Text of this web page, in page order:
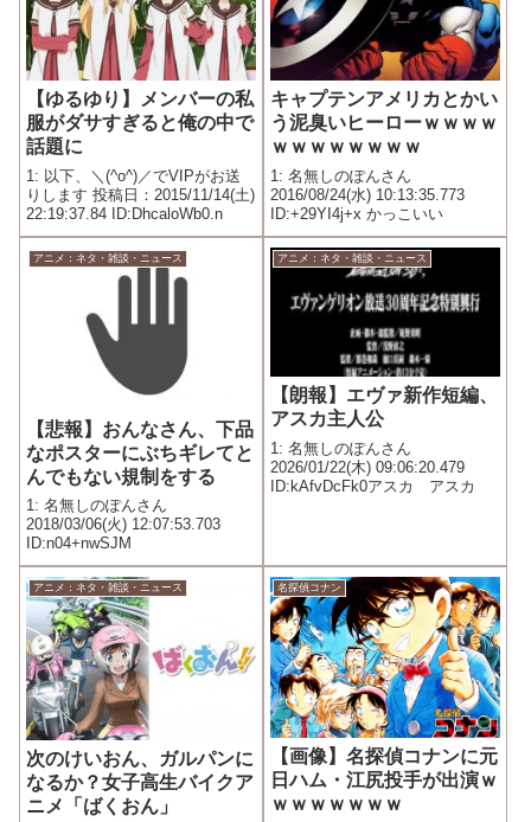
【ゆるゆり】メンバーの私
服がダサすぎると俺の中で
話題に
1: 以下、＼(^o^)／でVIPがお送
りします 投稿日：2015/11/14(土)
22:19:37.84 ID:DhcaloWb0.n
キャプテンアメリカとかい
う泥臭いヒーローｗｗｗｗ
ｗｗｗｗｗｗｗｗ
1: 名無しのぽんさん
2016/08/24(水) 10:13:35.773
ID:+29YI4j+x かっこいい
アニメ：ネタ・雑談・ニュース
【悲報】おんなさん、下品
なポスターにぶちギレてと
んでもない規制をする
1: 名無しのぽんさん
2018/03/06(火) 12:07:53.703
ID:n04+nwSJM
アニメ：ネタ・雑談・ニュース
【朗報】エヴァ新作短編、
アスカ主人公
1: 名無しのぽんさん
2026/01/22(木) 09:06:20.479
ID:kAfvDcFk0アスカ アスカ
アニメ：ネタ・雑談・ニュース
次のけいおん、ガルパンに
なるか？女子高生バイクア
ニメ「ばくおん」
名探偵コナン
【画像】名探偵コナンに元
日ハム・江尻投手が出演ｗ
ｗｗｗｗｗｗｗ